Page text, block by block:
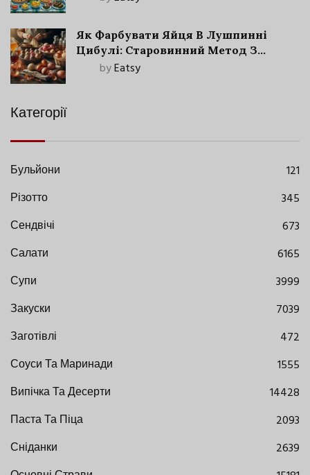
Як Фарбувати Яйця В Лушпинні
Цибулі: Старовинний Метод З
Сучасними Нюансами
byEatsy
Категорії
Бульйони
121
Різотто
345
Сендвічі
673
Салати
6165
Супи
3999
Закуски
7039
Заготівлі
472
Соуси Та Маринади
1555
Випічка Та Десерти
14428
Паста Та Піца
2093
Сніданки
2639